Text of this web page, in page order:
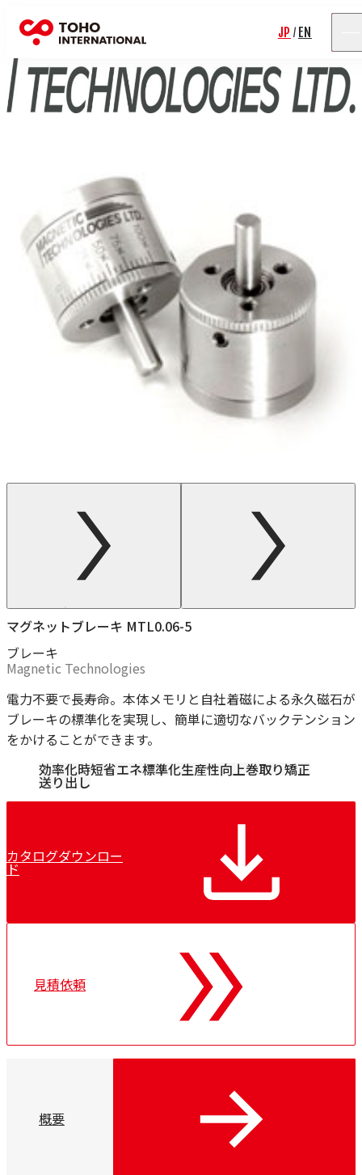
JP / EN
マグネットブレーキ MTL0.06-5
ブレーキ
Magnetic Technologies
電力不要で長寿命。本体メモリと自社着磁による永久磁石が
ブレーキの標準化を実現し、簡単に適切なバックテンション
をかけることができます。
効率化時短省エネ標準化生産性向上巻取り矯正
送り出し
カタログダウンロー
ド
見積依頼
概要